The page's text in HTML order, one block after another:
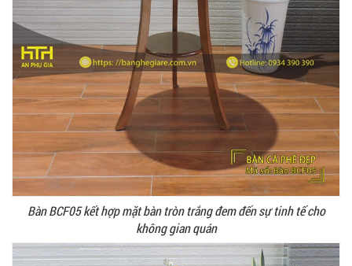
Bàn BCF05 kết hợp mặt bàn tròn trắng đem đến sự tinh tế cho
không gian quán